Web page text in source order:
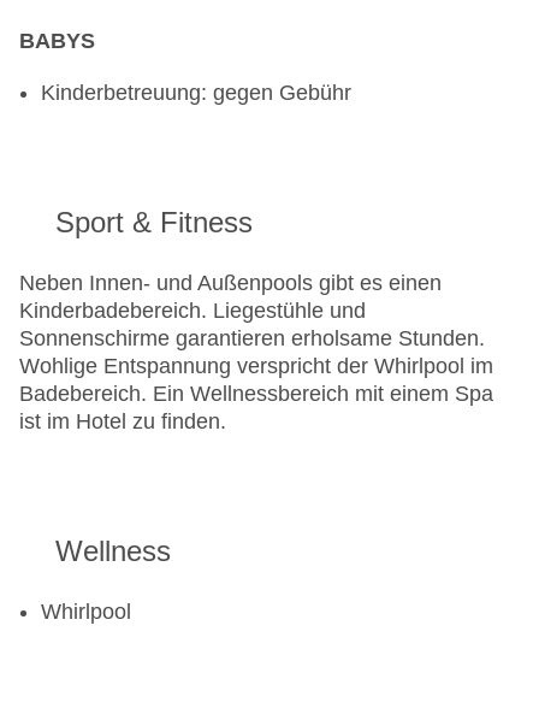
BABYS
Kinderbetreuung: gegen Gebühr
Sport & Fitness
Neben Innen- und Außenpools gibt es einen
Kinderbadebereich. Liegestühle und
Sonnenschirme garantieren erholsame Stunden.
Wohlige Entspannung verspricht der Whirlpool im
Badebereich. Ein Wellnessbereich mit einem Spa
ist im Hotel zu finden.
Wellness
Whirlpool